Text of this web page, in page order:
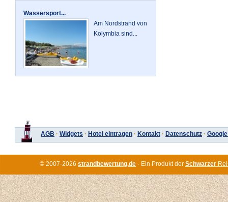
Wassersport...
Am Nordstrand von
Kolymbia sind...
AGB · Widgets · Hotel eintragen · Kontakt · Datenschutz ·
© 2007-2026 strandbewertung.de · Ein Produkt der Schwarzer